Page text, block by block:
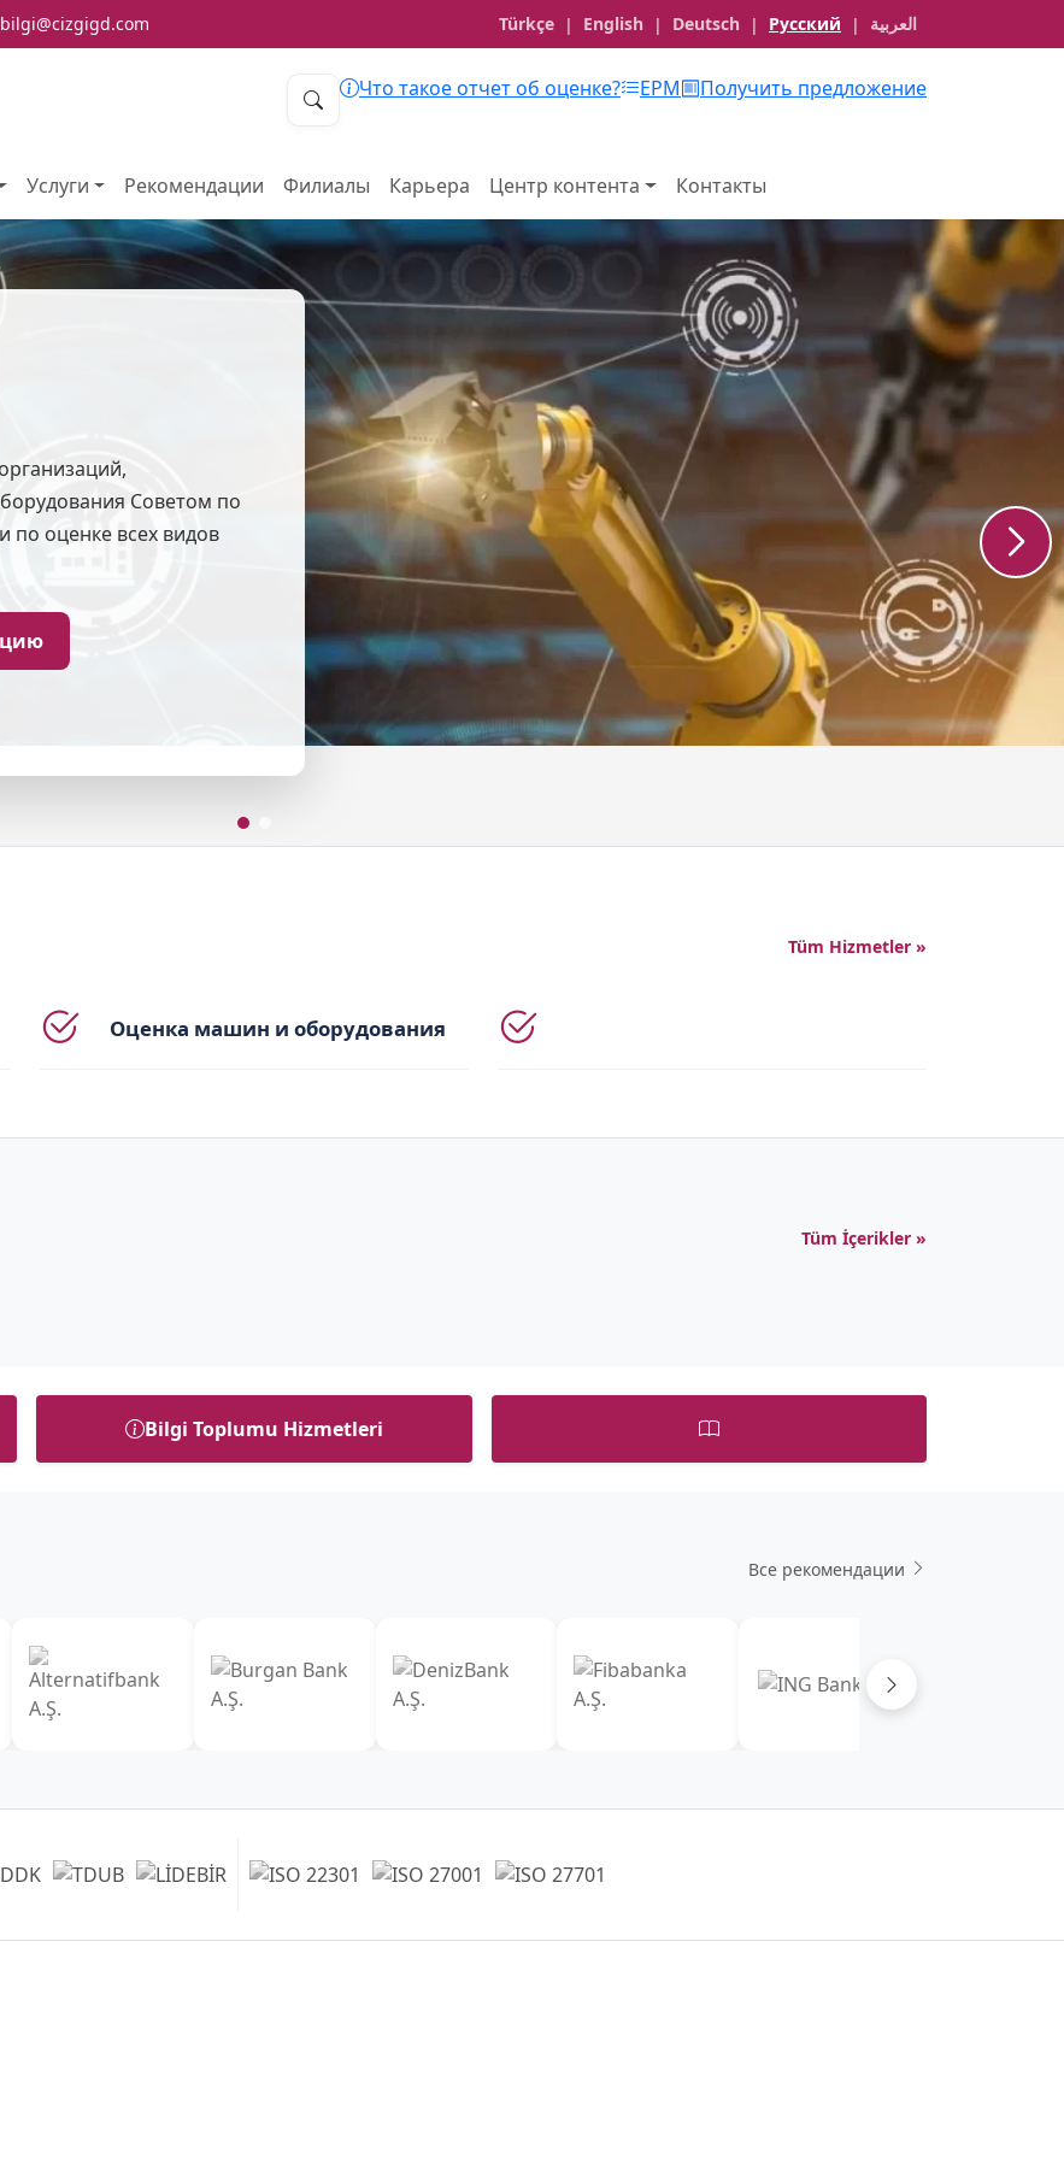
bilgi@cizgigd.com Türkçe | English | Deutsch | Русский | العربية
Что такое отчет об оценке? EPM Получить предложение
Услуги Рекомендации Филиалы Карьера Центр контента Контакты
Оценка и консультационные
услуги в рамках городской
реновации
Отчёты об оценке в рамках городской реновации
подготавливаются нашей компанией, лицензированной Советом
по рынкам капитала.
Подробная информация Получить предложение
Tüm Hizmetler »
Оценка машин и оборудования
Tüm İçerikler »
Bilgi Toplumu Hizmetleri
Все рекомендации